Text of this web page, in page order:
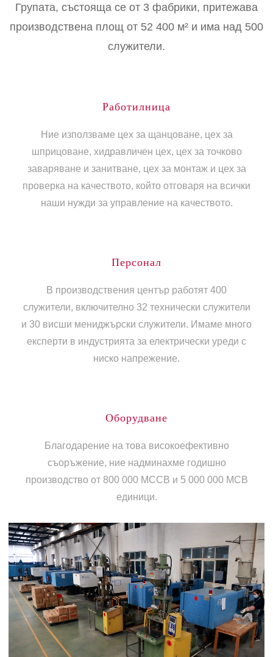
Групата, състояща се от 3 фабрики, притежава
производствена площ от 52 400 м² и има над 500
служители.
Работилница
Ние използваме цех за щанцоване, цех за
шприцоване, хидравличен цех, цех за точково
заваряване и занитване, цех за монтаж и цех за
проверка на качеството, който отговаря на всички
наши нужди за управление на качеството.
Персонал
В производствения център работят 400
служители, включително 32 технически служители
и 30 висши мениджърски служители. Имаме много
експерти в индустрията за електрически уреди с
ниско напрежение.
Оборудване
Благодарение на това високоефективно
съоръжение, ние надминахме годишно
производство от 800 000 MCCB и 5 000 000 MCB
единици.